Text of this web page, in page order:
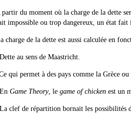
du moment où la charge de la dette
impossible ou trop dangereux, un état
charge de la dette est aussi calculée en
au sens de Maastricht.
qui permet à des pays comme la Grèce
Game Theory, legame of chicken est un
La clef de répartition bornait les possibilités